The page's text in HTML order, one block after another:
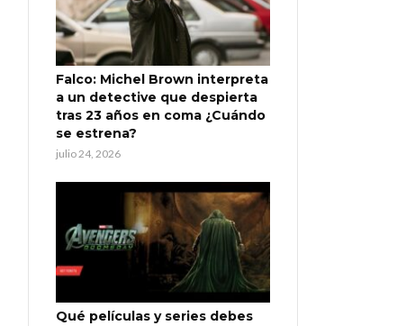
Falco: Michel Brown interpreta
a un detective que despierta
tras 23 años en coma ¿Cuándo
se estrena?
julio 24, 2026
Qué películas y series debes